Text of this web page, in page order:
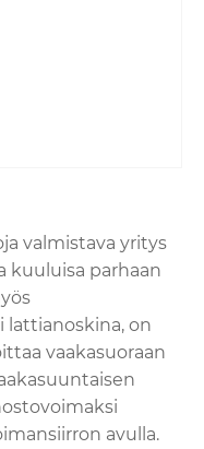
valmistava yritys
kuuluisa parhaan
on
vaakasuoraan
avulla.